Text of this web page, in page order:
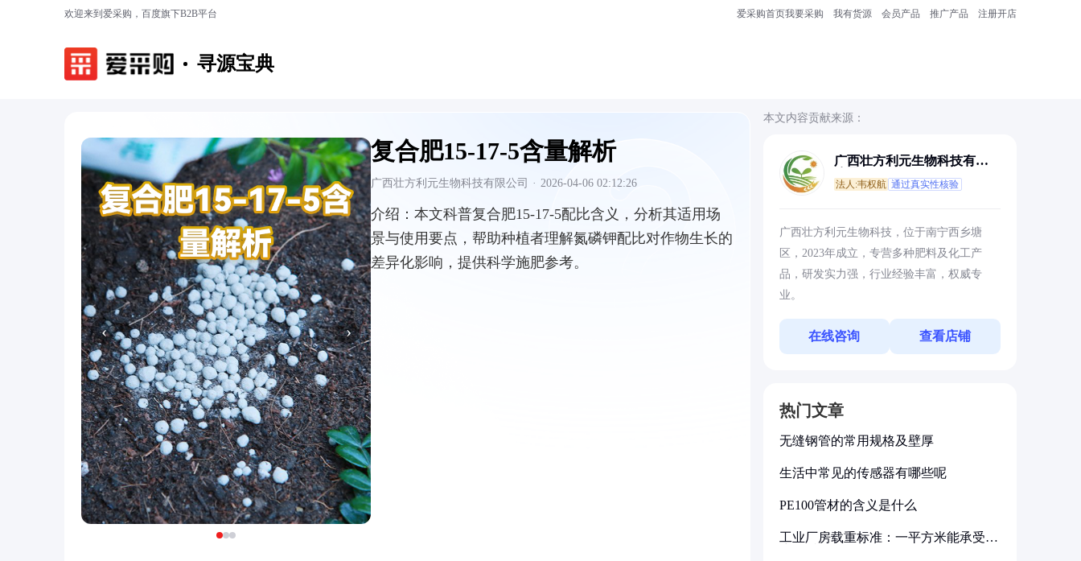
欢迎来到爱采购，百度旗下B2B平台 爱采购首页我要采购 我有货源 会员产品 推广产品 注册开店
寻源宝典
‹ ›
复合肥15-17-5含量解析
广西壮方利元生物科技有限公司 · 2026-04-06 02:12:26
介绍： 本文科普复合肥15-17-5配比含义，分析其适用场
景与使用要点，帮助种植者理解氮磷钾配比对作物生长的
差异化影响，提供科学施肥参考。
本文内容贡献来源：
广西壮方利元生物科技有限
法人:韦权航 通过真实性核验
广西壮方利元生物科技，位于南宁西乡塘
区，2023年成立，专营多种肥料及化工产
品，研发实力强，行业经验丰富，权威专
业。
在线咨询 查看店铺
热门文章
无缝钢管的常用规格及壁厚
生活中常见的传感器有哪些呢
PE100管材的含义是什么
工业厂房载重标准：一平方米能承受多